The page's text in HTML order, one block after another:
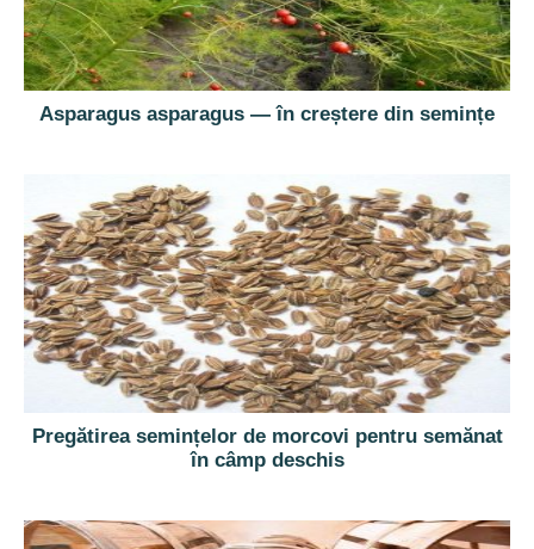
Asparagus asparagus — în creștere din semințe
Pregătirea semințelor de morcovi pentru semănat
în câmp deschis